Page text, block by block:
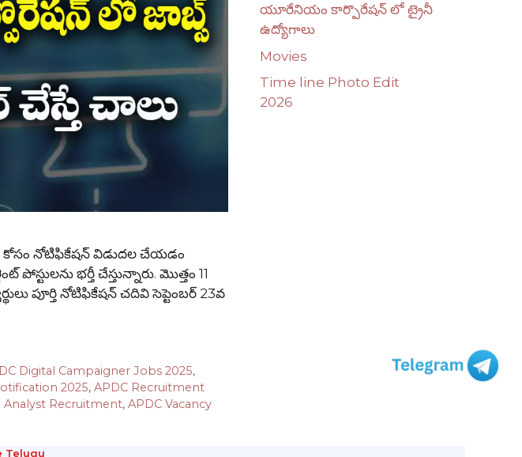
కోసం నోటిఫికేషన్ విడుదల చేయడం
భర్తీ చేస్తున్నారు. మొత్తం 11
పూర్తి నోటిఫికేషన్ చదివి సెప్టెంబర్ 23వ
Digital Campaigner Jobs 2025,
2025, APDC Recruitment
Analyst Recruitment, APDC Vacancy
యూరేనియం కార్పొరేషన్ లో ట్రైనీ
ఉద్యోగాలు
Movies
Time line Photo Edit
2026
Telugu